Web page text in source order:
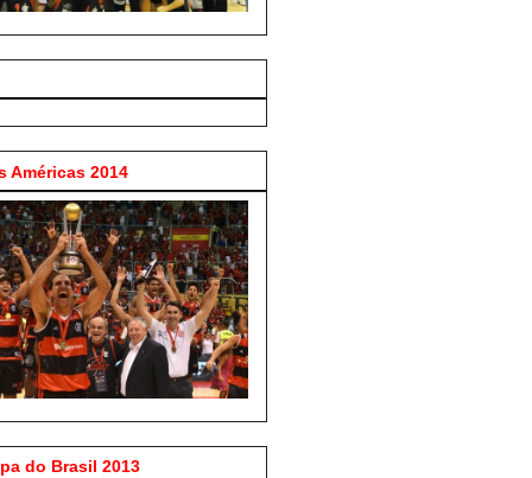
Américas 2014
do Brasil 2013